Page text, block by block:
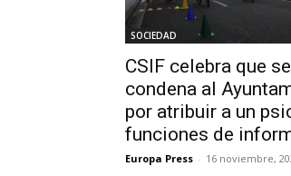
SOCIEDAD
CSIF celebra que
condena al
por atribuir a un
funciones de
Europa Press - 16 noviembre,